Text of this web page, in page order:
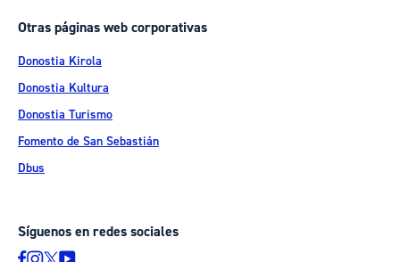
Otras páginas web corporativas
Donostia Kirola
Donostia Kultura
Donostia Turismo
Fomento de San Sebastián
Dbus
Síguenos en redes sociales